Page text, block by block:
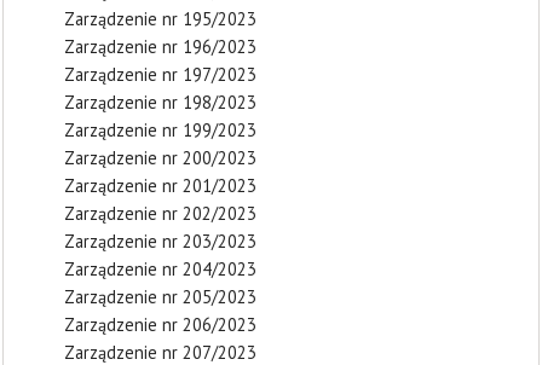
Zarządzenie nr 195/2023
Zarządzenie nr 196/2023
Zarządzenie nr 197/2023
Zarządzenie nr 198/2023
Zarządzenie nr 199/2023
Zarządzenie nr 200/2023
Zarządzenie nr 201/2023
Zarządzenie nr 202/2023
Zarządzenie nr 203/2023
Zarządzenie nr 204/2023
Zarządzenie nr 205/2023
Zarządzenie nr 206/2023
Zarządzenie nr 207/2023